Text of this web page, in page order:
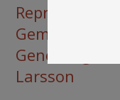
Gemäldes
Larsson